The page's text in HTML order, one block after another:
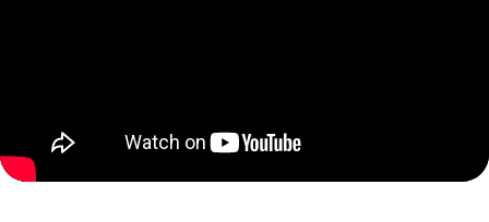
E-mail
kiya.deti@mail.ru